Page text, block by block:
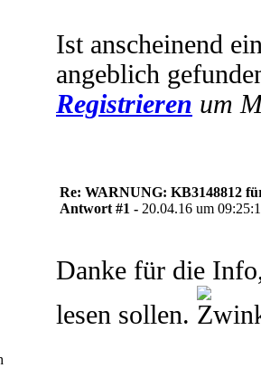
Ist anscheinend
angeblich
Registrieren um
Re: WARNUNG: KB3148812
Antwort #1 - 20.04.16 um
Danke für die
lesen sollen.